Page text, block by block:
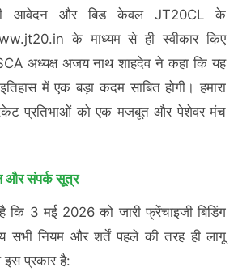
आवेदन और बिड केवल JT20CL के
के माध्यम से ही स्वीकार किए
अध्यक्ष अजय नाथ शाहदेव ने कहा कि यह
में एक बड़ा कदम साबित होगी। हमारा
प्रतिभाओं को एक मजबूत और पेशेवर मंच
और संपर्क सूत्र
कि 3 मई 2026 को जारी फ्रेंचाइजी बिडिंग
सभी नियम और शर्तें पहले की तरह ही लागू
प्रकार है: